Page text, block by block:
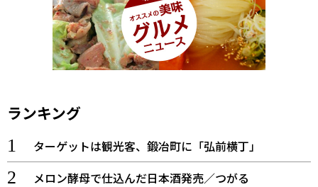
ランキング
ターゲットは観光客、鍛冶町に「弘前横丁」
メロン酵母で仕込んだ日本酒発売／つがる